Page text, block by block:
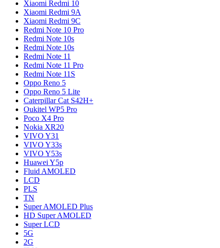
Xiaomi Redmi 10
Xiaomi Redmi 9A
Xiaomi Redmi 9C
Redmi Note 10 Pro
Redmi Note 10s
Redmi Note 10s
Redmi Note 11
Redmi Note 11 Pro
Redmi Note 11S
Oppo Reno 5
Oppo Reno 5 Lite
Caterpillar Cat S42H+
Oukitel WP5 Pro
Poco X4 Pro
Nokia XR20
VIVO Y31
VIVO Y33s
VIVO Y53s
Huawei Y5p
Fluid AMOLED
LCD
PLS
TN
Super AMOLED Plus
HD Super AMOLED
Super LCD
5G
2G